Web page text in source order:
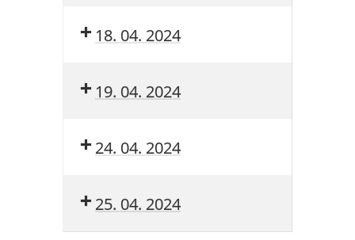
18. 04. 2024
19. 04. 2024
24. 04. 2024
25. 04. 2024